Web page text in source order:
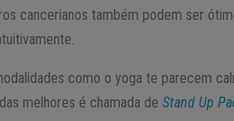
cancerianos também podem ser
como o yoga te parecem
melhores é chamada deStand Up